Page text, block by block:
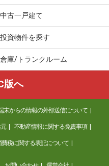
り市笠懸町久宮
中古一戸建て
投資物件を探す
倉庫/トランクルーム
版へ
末からの情報の外部送信について
不動産情報に関する免責事項
費税に関する表記について